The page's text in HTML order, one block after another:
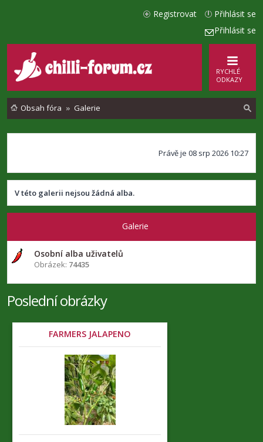
Přihlásit se
Přihlásit se
Registrovat
RYCHLÉ
ODKAZY
Obsah fóra Galerie
d
t
Právě je 08 srp 2026 10:27
V této galerii nejsou žádná alba.
Galerie
Osobní alba uživatelů
Obrázek: 74435
Poslední obrázky
FARMERS JALAPENO